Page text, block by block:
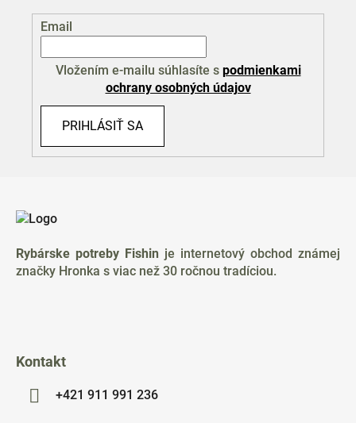
Email
Vložením e-mailu súhlasíte s podmienkami
ochrany osobných údajov
PRIHLÁSIŤ SA
Rybárske potreby Fishin je internetový obchod známej
značky Hronka s viac než 30 ročnou tradíciou.
Kontakt
+421 911 991 236